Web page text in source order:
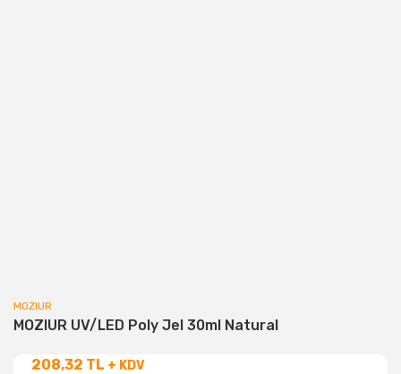
MOZIUR
MOZIUR UV/LED Poly Jel 30ml Natural
208,32 TL + KDV